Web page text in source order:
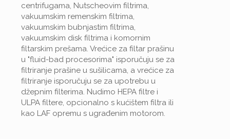
centrifugama, Nutscheovim filtrima,
vakuumskim remenskim filtrima,
vakuumskim bubnjastim filtrima,
vakuumskim disk filtrima i komornim
filtarskim prešama. Vrećice za filtar prašinu
u "fluid-bad procesorima" isporučuju se za
filtriranje prašine u sušilicama, a vrećice za
filtriranje isporučuju se za upotrebu u
džepnim filterima. Nudimo HEPA filtre i
ULPA filtere, opcionalno s kućištem filtra ili
kao LAF opremu s ugrađenim motorom.